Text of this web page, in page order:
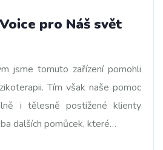
pro Náš svět
jsme tomuto zařízení pomohli
Tím však naše pomoc
i tělesně postižené klienty
dalších pomůcek, které…